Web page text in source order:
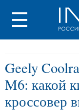
Geely
M6: какой
кроссовер